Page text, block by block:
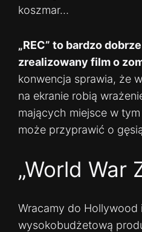
koszmar…
„REC” to bardzo
zrealizowany film o
konwencja sprawia, że
na ekranie robią
mających miejsce w
może przyprawić o
„World War
Wracamy do Hollywood
wysokobudżetową